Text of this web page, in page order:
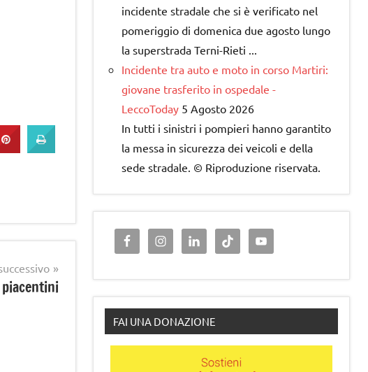
incidente stradale che si è verificato nel
pomeriggio di domenica due agosto lungo
la superstrada Terni-Rieti ...
Incidente tra auto e moto in corso Martiri:
giovane trasferito in ospedale -
LeccoToday 5 Agosto 2026
​In tutti i sinistri i pompieri hanno garantito
la messa in sicurezza dei veicoli e della
sede stradale. © Riproduzione riservata.
FAI UNA DONAZIONE